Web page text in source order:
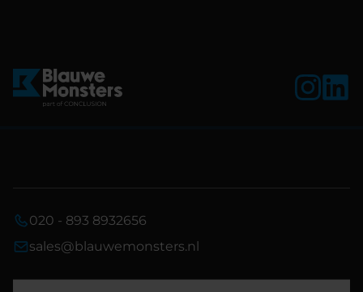
020 - 893 8932656
sales@blauwemonsters.nl